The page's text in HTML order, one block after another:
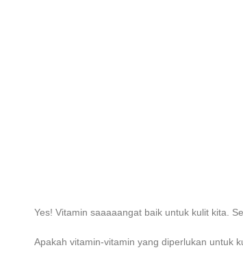
Yes! Vitamin saaaaangat baik untuk kulit kita.
Apakah vitamin-vitamin yang diperlukan untuk